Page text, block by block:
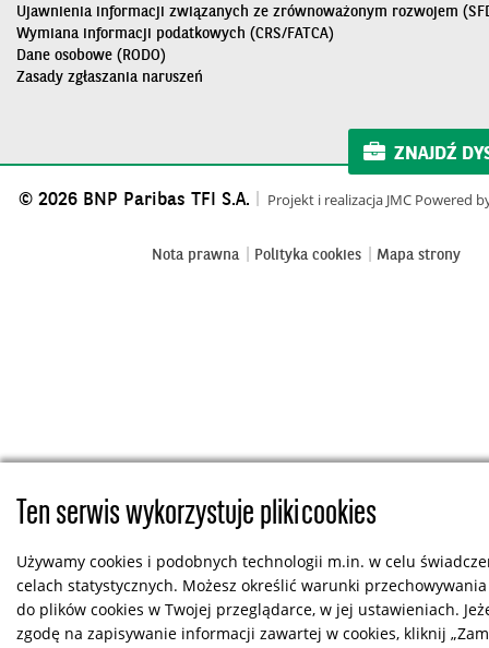
Ujawnienia informacji związanych ze zrównoważonym rozwojem
Wymiana informacji podatkowych (CRS/FATCA)
Dane osobowe (RODO)
Zasady zgłaszania naruszeń
ZNAJDŹ
© 2026 BNP Paribas TFI S.A.
Projekt i realizacja JMC Powered
Nota prawna Polityka cookies Mapa strony
Ten serwis wykorzystuje pliki cookies
Używamy cookies i podobnych technologii m.in. w celu
celach statystycznych. Możesz określić warunki
do plików cookies w Twojej przeglądarce, w jej ustawieniach.
zgodę na zapisywanie informacji zawartej w cookies, kliknij